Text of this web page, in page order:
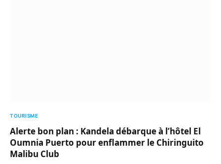
TOURISME
Alerte bon plan : Kandela débarque à l’hôtel El
Oumnia Puerto pour enflammer le Chiringuito
Malibu Club